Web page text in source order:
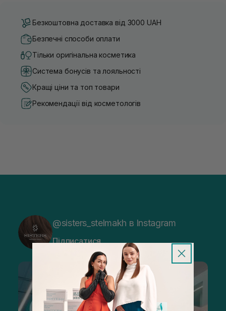
Безкоштовна доставка від 3000 UAH
Безпечні способи оплати
Тільки оригінальна косметика
Система бонусів та лояльності
Кращі ціни та топ товари
Рекомендації від косметологів
@sisters_stelmakh в Instagram
Підписатися